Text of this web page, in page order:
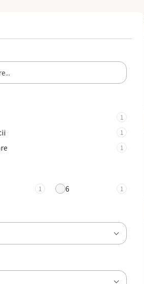
1
1
1
1 6 1